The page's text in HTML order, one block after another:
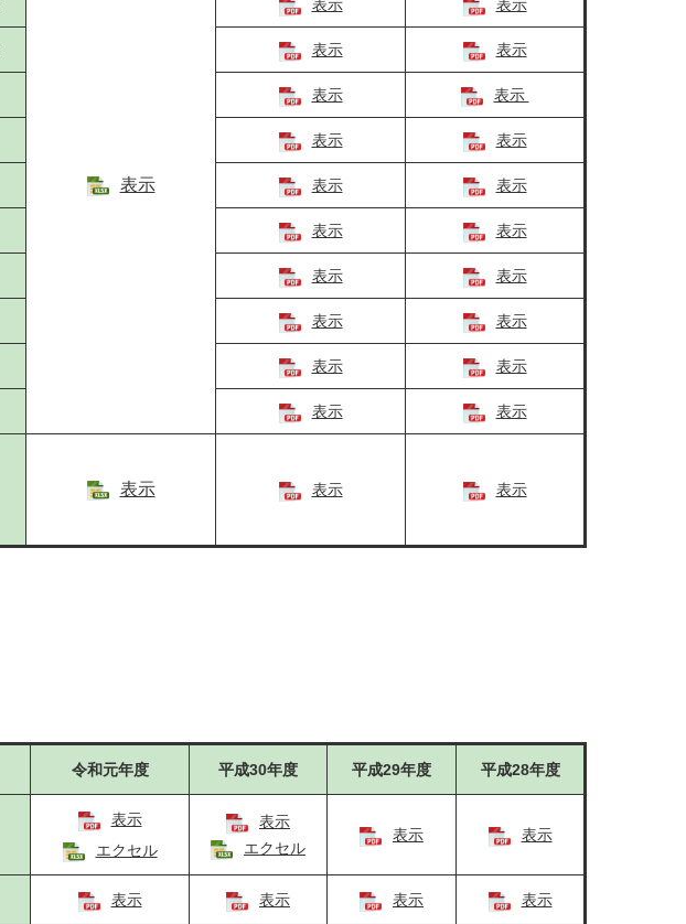
表示
表示 表示
表示 表示
表示 表示
表示 表示
表示 表示
表示 表示
表示 表示
表示 表示
表示 表示
表示 表示
表示 表示 表示
令和元年度 平成30年度 平成29年度 平成28年度
表示
エクセル
表示
エクセル
表示 表示
表示 表示 表示 表示